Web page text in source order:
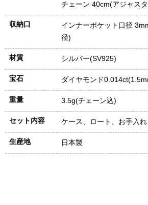
チェーン 40cm(アジャス
収納口
インナーポケット口径
径)
材質 シルバー(SV925)
宝石 ダイヤモンド
重量 3.5g(チェーン込)
セット内容 ケース、ロート、お手入
生産地 日本製